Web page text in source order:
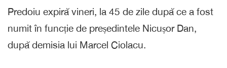
Predoiu expiră vineri, la 45 de zile după ce a fost
numit în funcție de președintele Nicușor Dan,
după demisia lui Marcel Ciolacu.